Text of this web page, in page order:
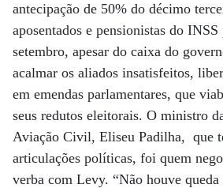
antecipação de 50% do décimo
aposentados e pensionistas do INSS
setembro, apesar do caixa do
acalmar os aliados insatisfeitos,
em emendas parlamentares, que
seus redutos eleitorais. O ministro
Aviação Civil, Eliseu Padilha, que
articulações políticas, foi quem
verba com Levy. “Não houve